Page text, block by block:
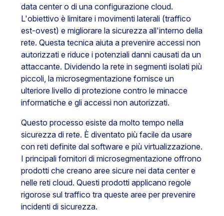
data center o di una configurazione cloud.
L'obiettivo è limitare i movimenti laterali (traffico
est-ovest) e migliorare la sicurezza all'interno della
rete. Questa tecnica aiuta a prevenire accessi non
autorizzati e riduce i potenziali danni causati da un
attaccante. Dividendo la rete in segmenti isolati più
piccoli, la microsegmentazione fornisce un
ulteriore livello di protezione contro le minacce
informatiche e gli accessi non autorizzati.
Questo processo esiste da molto tempo nella
sicurezza di rete. È diventato più facile da usare
con reti definite dal software e più virtualizzazione.
I principali fornitori di microsegmentazione offrono
prodotti che creano aree sicure nei data center e
nelle reti cloud. Questi prodotti applicano regole
rigorose sul traffico tra queste aree per prevenire
incidenti di sicurezza.